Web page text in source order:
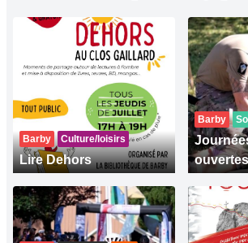
Barby Culture/loisirs
Lire Dehors
Barby